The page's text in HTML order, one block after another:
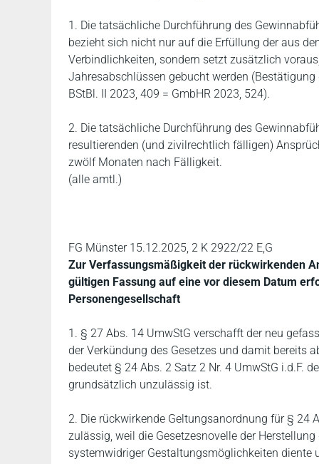
1. Die tatsächliche Durchführung des
bezieht sich nicht nur auf die Erfüllung der aus
Verbindlichkeiten, sondern setzt zusätzlich
Jahresabschlüssen gebucht werden (Bestätigung
BStBl. II 2023, 409 = GmbHR 2023, 524).
2. Die tatsächliche Durchführung des
resultierenden (und zivilrechtlich fälligen)
zwölf Monaten nach Fälligkeit.
(alle amtl.)
FG Münster 15.12.2025, 2 K 2922/22 E,G
Zur Verfassungsmäßigkeit der rückwirkenden
gültigen Fassung auf eine vor diesem Datum
Personengesellschaft
1. § 27 Abs. 14 UmwStG verschafft der neu
der Verkündung des Gesetzes und damit bereits
bedeutet § 24 Abs. 2 Satz 2 Nr. 4 UmwStG i.d.F.
grundsätzlich unzulässig ist.
2. Die rückwirkende Geltungsanordnung für § 24
zulässig, weil die Gesetzesnovelle der
systemwidriger Gestaltungsmöglichkeiten diente